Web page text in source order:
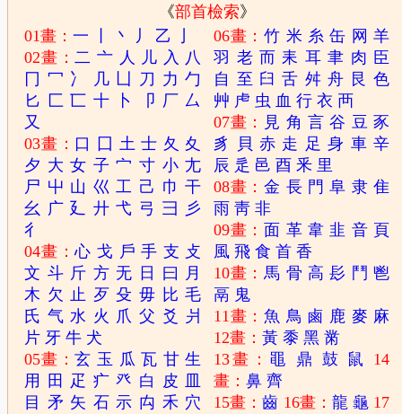
《部首檢索》
01畫：一 丶 丿 乙
02畫：二 亠 人 儿 入 八
冂 冖 冫 几 凵 刀 力 勹
匕 匚 匸 十 卜 卩 厂 厶
又
03畫： 口 囗 土 士 夂 夊
夕 大 女 子 宀 寸 小 尢
尸 屮 山 巛 工 己 巾 干
幺 广 廴 廾 弋 弓 彐
彡
彳
04畫：心 戈 戶 手 支 攴
文 斗 斤 方 无 日 曰 月
木 欠 止 歹 殳 毋 比 毛
氏 气 水 火 爪 父 爻 爿
片 牙 牛 犬
05畫：玄 玉 瓜 瓦 甘 生
用
田 疋 疒 癶 白 皮
目
矛 矢 石 示 禸 禾 穴
06畫：竹 米 糸 缶 网 羊
羽 老 而 耒 耳 聿 肉 臣
自 至 臼 舌 舛 舟 艮 色
艸 虍 虫 血 行 衣 襾
07畫： 見 角 言 谷 豆 豕
豸
貝 赤 走 足 身 車 辛
辰 辵 邑 酉 釆 里
08畫：金 長 門 阜 隶 隹
雨 靑 非
09畫： 面 革 韋 韭 音 頁
風 飛 食 首 香
10畫：馬 骨 高 髟 鬥 鬯
鬲 鬼
11畫：魚 鳥 鹵 鹿 麥 麻
12畫：黃 黍 黑 黹
13畫： 黽 鼎 鼓 鼠
14
畫：鼻 齊
15畫：齒 16畫： 龍 龜 17